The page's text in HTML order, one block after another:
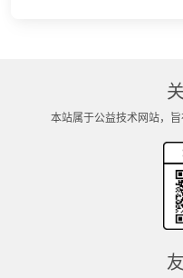
本站属于公益技术网站，